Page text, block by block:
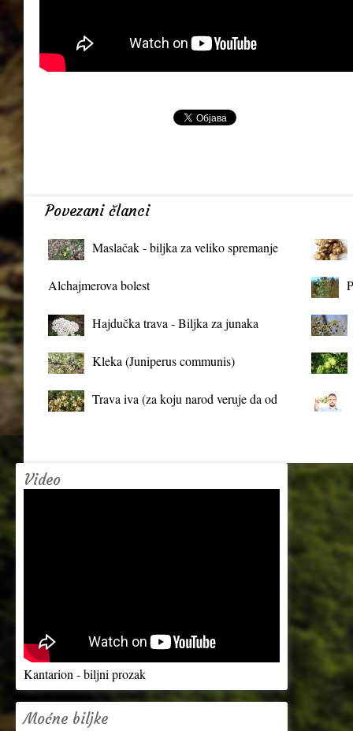
Povezani članci
Maslačak - biljka za veliko spremanje
Alchajmerova bolest
Hajdučka trava - Biljka za junaka
Kleka (Juniperus communis)
Trava iva (za koju narod veruje da od
Video
Kantarion - biljni prozak
Moćne biljke